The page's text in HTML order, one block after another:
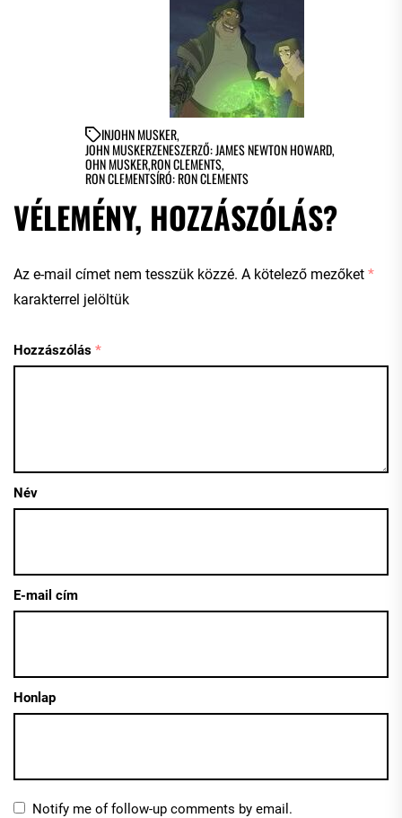
INJOHN MUSKER,
JOHN MUSKERZENESZERZŐ: JAMES NEWTON HOWARD,
OHN MUSKER,RON CLEMENTS,
RON CLEMENTSÍRÓ: RON CLEMENTS
VÉLEMÉNY, HOZZÁSZÓLÁS?
Az e-mail címet nem tesszük közzé. A kötelező mezőket *
karakterrel jelöltük
Hozzászólás *
Név
E-mail cím
Honlap
Notify me of follow-up comments by email.